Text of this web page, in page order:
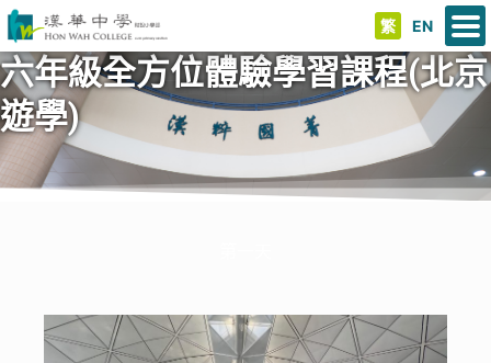
繁 EN
六年級全方位體驗學習課程(北京
遊學)